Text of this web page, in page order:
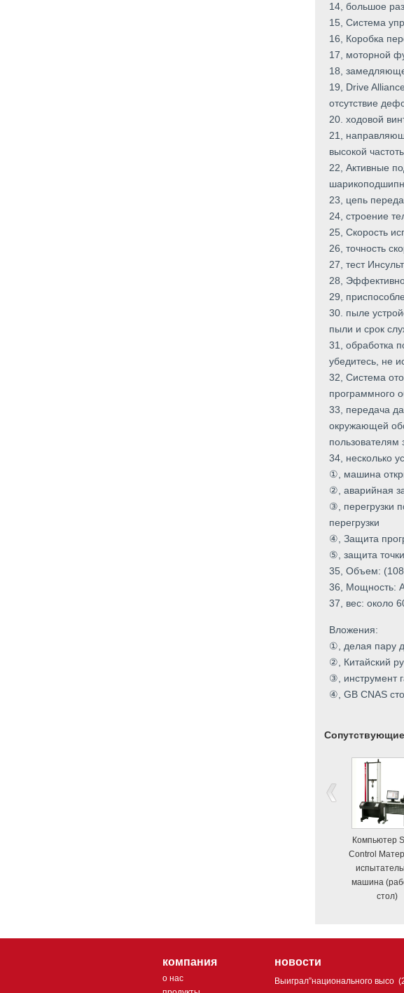
14, большое
15, Система
16, Коробка
17, моторной
18,
19, Drive
отсутствие
20. ходовой
21,
высокой
22, Активные
23, цепь
24, строение
25, Скорость
26, точность
27, тест
28,
29,
30. пыле
пыли и срок
31, обработка
убедитесь, не
32, Система
программного
33, передача
окружающей
пользователям
34, несколько
①, машина
②, аварийная
③, перегрузки
перегрузки
④, Защита
⑤, защита
35, Объем:
36, Мощность:
37, вес: около
Вложения:
①, делая пару
②, Китайский
③, инструмент
④, GB CNAS
Компьютер
Control
машина
стол)
компания
о нас
новости
Выиграл”национального высо